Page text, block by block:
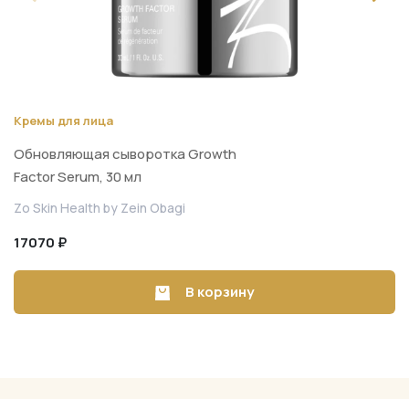
Кремы для лица
Обновляющая сыворотка Growth
Factor Serum, 30 мл
Zo Skin Health by Zein Obagi
17070 ₽
В корзину